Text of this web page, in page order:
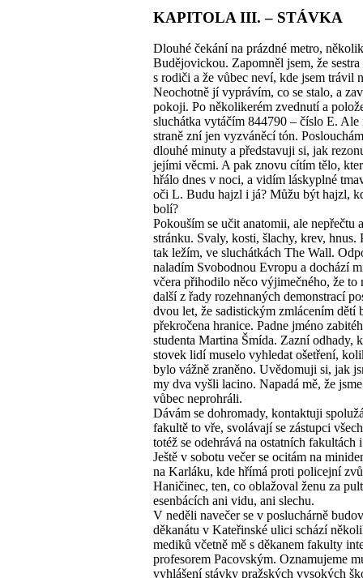
KAPITOLA III. – STÁVKA
Dlouhé čekání na prázdné metro,
Budějovickou. Zapomněl jsem, že sestra
s rodiči a že vůbec neví, kde jsem trávil
Neochotně jí vyprávím, co se stalo, a
pokoji. Po několikerém zvednutí a
sluchátka vytáčím 844790 – číslo E. Ale
straně zní jen vyzváněcí tón.
dlouhé minuty a představuji si, jak
jejími věcmi. A pak znovu cítím tělo,
hřálo dnes v noci, a vidím láskyplné
oči L. Budu hajzl i já? Můžu být hajzl,
bolí?
Pokouším se učit anatomii, ale nepřečtu
stránku. Svaly, kosti, šlachy, krev, hnus.
tak ležím, ve sluchátkách The Wall.
naladím Svobodnou Evropu a dochází
včera přihodilo něco výjimečného, že to
další z řady rozehnaných demonstrací
dvou let, že sadistickým zmlácením dětí
překročena hranice. Padne jméno
studenta Martina Šmída. Zazní odhady,
stovek lidí muselo vyhledat ošetření,
bylo vážně zraněno. Uvědomuji si, jak
my dva vyšli lacino. Napadá mě, že
vůbec neprohráli.
Dávám se dohromady, kontaktuji
fakultě to vře, svolávají se zástupci
totéž se odehrává na ostatních fakultách
Ještě v sobotu večer se ocitám na
na Karláku, kde hřímá proti policejní
Haničinec, ten, co oblažoval ženu za
esenbácích ani vidu, ani slechu.
V neděli navečer se v posluchárně
děkanátu v Kateřinské ulici schází
mediků včetně mě s děkanem fakulty
profesorem Pacovským. Oznamujeme
vyhlášení stávky pražských vysokých